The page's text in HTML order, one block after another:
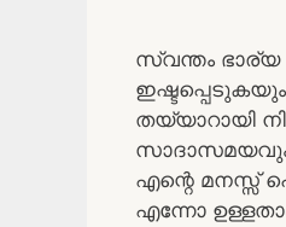
സ്വന്തം
തയ്യാറായി
സാദാസമയവും
എന്റെ മനസ്സ്
എന്നോ